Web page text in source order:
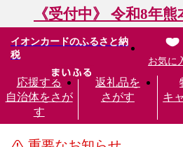
《受付中》 令和8年
イオンカードのふるさと納
税
応援する
自治体をさが
す
返礼品を
さがす
キ
お気に